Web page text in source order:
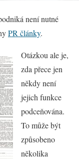
není nutné
PR články.
Otázkou ale je,
zda přece jen
někdy není
jejich funkce
podceňována.
To může být
způsobeno
několika